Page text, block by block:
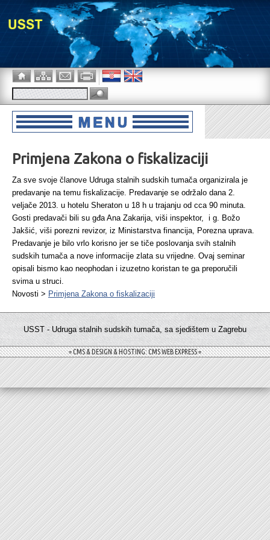
Primjena Zakona o fiskalizaciji
Za sve svoje članove Udruga stalnih sudskih tumača organizirala je
predavanje na temu fiskalizacije. Predavanje se održalo dana 2.
veljače 2013. u hotelu Sheraton u 18 h u trajanju od cca 90 minuta.
Gosti predavači bili su gđa Ana Zakarija, viši inspektor, i g. Božo
Jakšić, viši porezni revizor, iz Ministarstva financija, Porezna uprava.
Predavanje je bilo vrlo korisno jer se tiče poslovanja svih stalnih
sudskih tumača a nove informacije zlata su vrijedne. Ovaj seminar
opisali bismo kao neophodan i izuzetno koristan te ga preporučili
svima u struci.
Novosti > Primjena Zakona o fiskalizaciji
USST - Udruga stalnih sudskih tumača, sa sjedištem u Zagrebu
= CMS & DESIGN & HOSTING: CMS WEB EXPRESS =